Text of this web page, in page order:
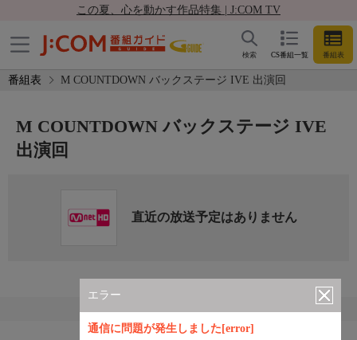
この夏、心を動かす作品特集 | J:COM TV
CS番組一覧 番組表
検索
番組表 M COUNTDOWN バックステージ IVE 出演回
エラー
通信に問題が発生しました[error]
M COUNTDOWN バックステージ IVE
出演回
直近の放送予定はありません